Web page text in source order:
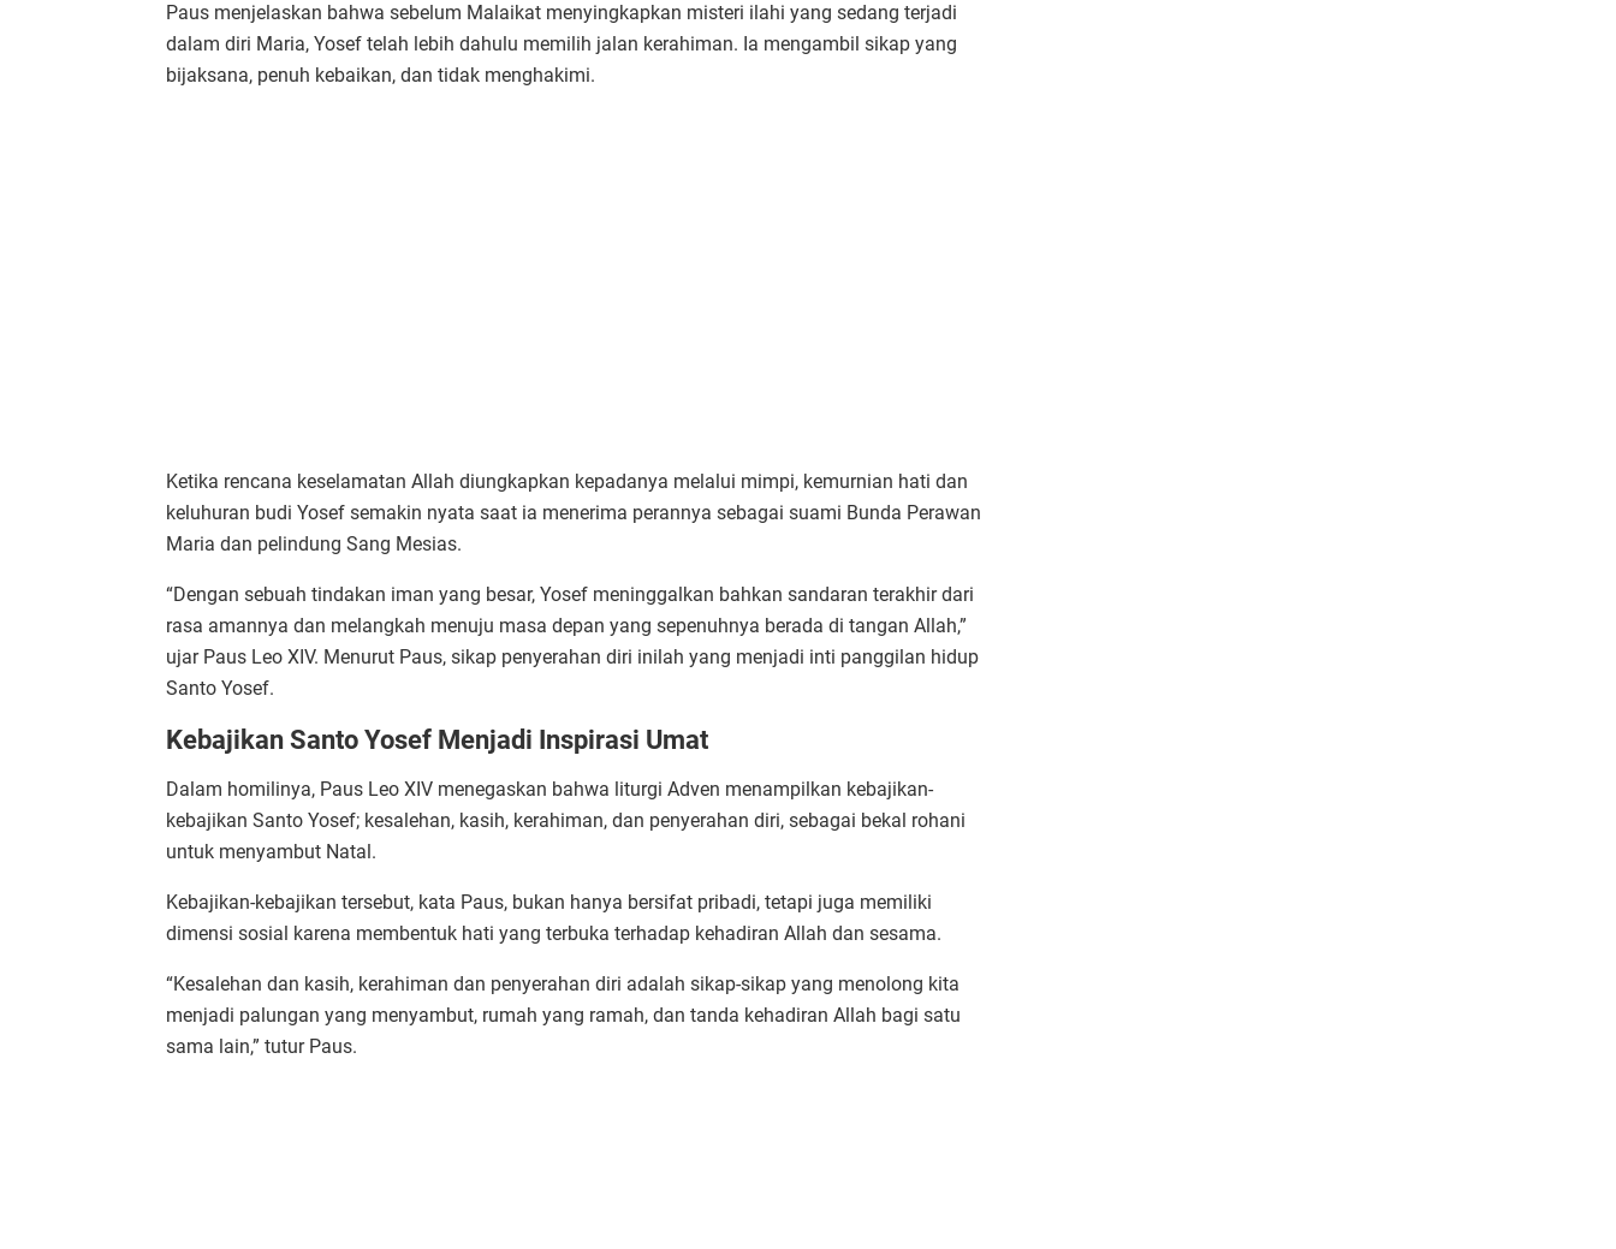
Paus menjelaskan bahwa sebelum Malaikat menyingkapkan misteri ilahi yang sedang terjadi
dalam diri Maria, Yosef telah lebih dahulu memilih jalan kerahiman. Ia mengambil sikap yang
bijaksana, penuh kebaikan, dan tidak menghakimi.
Ketika rencana keselamatan Allah diungkapkan kepadanya melalui mimpi, kemurnian hati dan
keluhuran budi Yosef semakin nyata saat ia menerima perannya sebagai suami Bunda Perawan
Maria dan pelindung Sang Mesias.
“Dengan sebuah tindakan iman yang besar, Yosef meninggalkan bahkan sandaran terakhir dari
rasa amannya dan melangkah menuju masa depan yang sepenuhnya berada di tangan Allah,”
ujar Paus Leo XIV. Menurut Paus, sikap penyerahan diri inilah yang menjadi inti panggilan hidup
Santo Yosef.
Kebajikan Santo Yosef Menjadi Inspirasi Umat
Dalam homilinya, Paus Leo XIV menegaskan bahwa liturgi Adven menampilkan kebajikan-
kebajikan Santo Yosef; kesalehan, kasih, kerahiman, dan penyerahan diri, sebagai bekal rohani
untuk menyambut Natal.
Kebajikan-kebajikan tersebut, kata Paus, bukan hanya bersifat pribadi, tetapi juga memiliki
dimensi sosial karena membentuk hati yang terbuka terhadap kehadiran Allah dan sesama.
“Kesalehan dan kasih, kerahiman dan penyerahan diri adalah sikap-sikap yang menolong kita
menjadi palungan yang menyambut, rumah yang ramah, dan tanda kehadiran Allah bagi satu
sama lain,” tutur Paus.